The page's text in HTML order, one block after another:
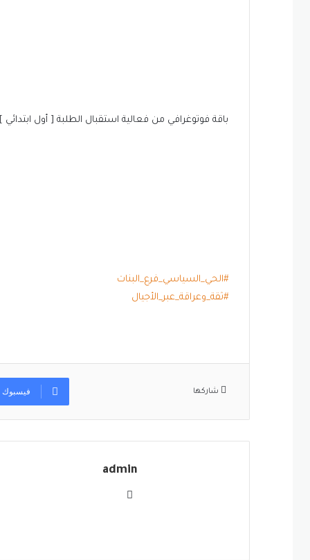
باقة فوتوغرافي من فعالية استقبال الطلبة [ أول ابتدائي ]، في أول
#الحي_السياسي_فرع_البنات
#ثقة_وعراقة_عبر_الأجيال
شاركها فيسبوك
admin